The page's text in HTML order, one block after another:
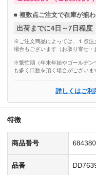
■ 複数点ご注文で在庫が揃
出荷までに4日～7日程度
※ご注文商品によっては、１点注
場合もございます（お取り寄せ・
※繁忙期（年末年始やゴールデン
も多く日数を頂く場合がございま
詳しくはご利
特徴
商品番号
品番